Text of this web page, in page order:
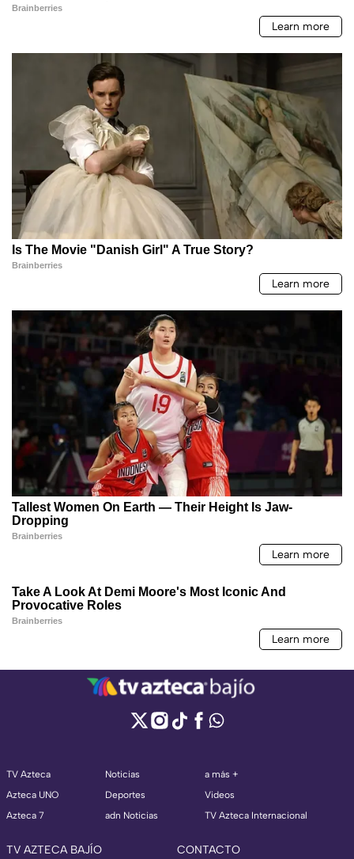
TV Azteca
Azteca UNO
Azteca 7
Noticias
Deportes
adn Noticias
a más +
Videos
TV Azteca Internacional
TV AZTECA BAJÍO CONTACTO